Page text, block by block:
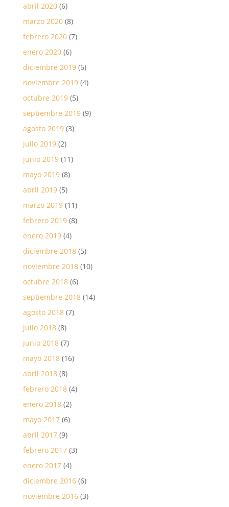
abril 2020(6)
marzo 2020(8)
febrero 2020(7)
enero 2020(6)
diciembre 2019(5)
noviembre 2019(4)
octubre 2019(5)
septiembre 2019(9)
agosto 2019(3)
julio 2019(2)
junio 2019(11)
mayo 2019(8)
abril 2019(5)
marzo 2019(11)
febrero 2019(8)
enero 2019(4)
diciembre 2018(5)
noviembre 2018(10)
octubre 2018(6)
septiembre 2018(14)
agosto 2018(7)
julio 2018(8)
junio 2018(7)
mayo 2018(16)
abril 2018(8)
febrero 2018(4)
enero 2018(2)
mayo 2017(6)
abril 2017(9)
febrero 2017(3)
enero 2017(4)
diciembre 2016(6)
noviembre 2016(3)